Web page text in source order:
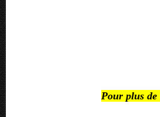
Pour plus de